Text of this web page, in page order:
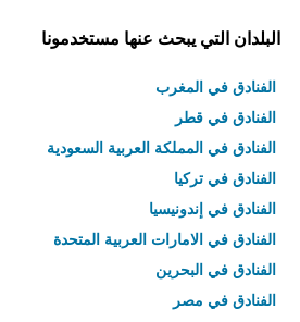
البلدان التي يبحث عنها مستخدمونا
الفنادق في المغرب
الفنادق في قطر
الفنادق في المملكة العربية السعودية
الفنادق في تركيا
الفنادق في إندونيسيا
الفنادق في الامارات العربية المتحدة
الفنادق في البحرين
الفنادق في مصر